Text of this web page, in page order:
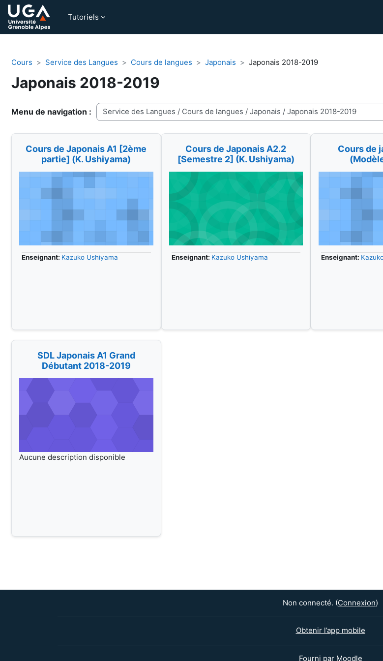
Passer au contenu principal
Tutoriels
Cours Service des Langues Cours de langues Japonais Japonais 2018-2019
Japonais 2018-2019
Catégories de cours
Cours de Japonais A1 [2ème
partie] (K. Ushiyama)
Enseignant: Kazuko Ushiyama
Cours de Japonais A2.2
[Semestre 2] (K. Ushiyama)
Enseignant: Kazuko Ushiyama
Cours de
Enseignant:
SDL Japonais A1 Grand
Débutant 2018-2019
Non connecté. (Connexion)
Obtenir l’app mobile
Fourni par Moodle